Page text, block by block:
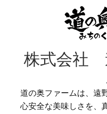
株式会社
道の奥ファームは、遠
心安全な美味しさを、